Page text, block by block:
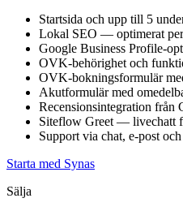
Startsida och upp till 5
Lokal SEO — optimerat
Google Business Profile-
OVK-behörighet och
OVK-bokningsformulär
Akutformulär med
Recensionsintegration från
Siteflow Greet — livechatt
Support via chat, e-post
Starta med Synas
Sälja